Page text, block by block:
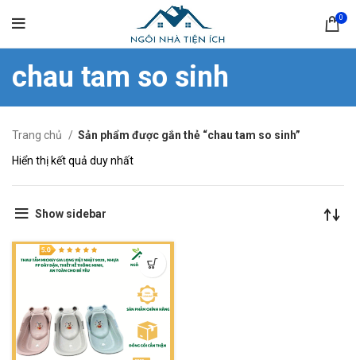
0
chau tam so sinh
Trang chủ
Sản phẩm được gắn thẻ “chau tam so sinh”
Hiển thị kết quả duy nhất
Show sidebar